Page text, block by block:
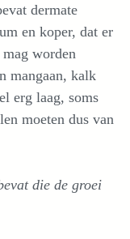
dermate
en koper, dat er
worden
mangaan, kalk
erg laag, soms
moeten dus van
die de groei